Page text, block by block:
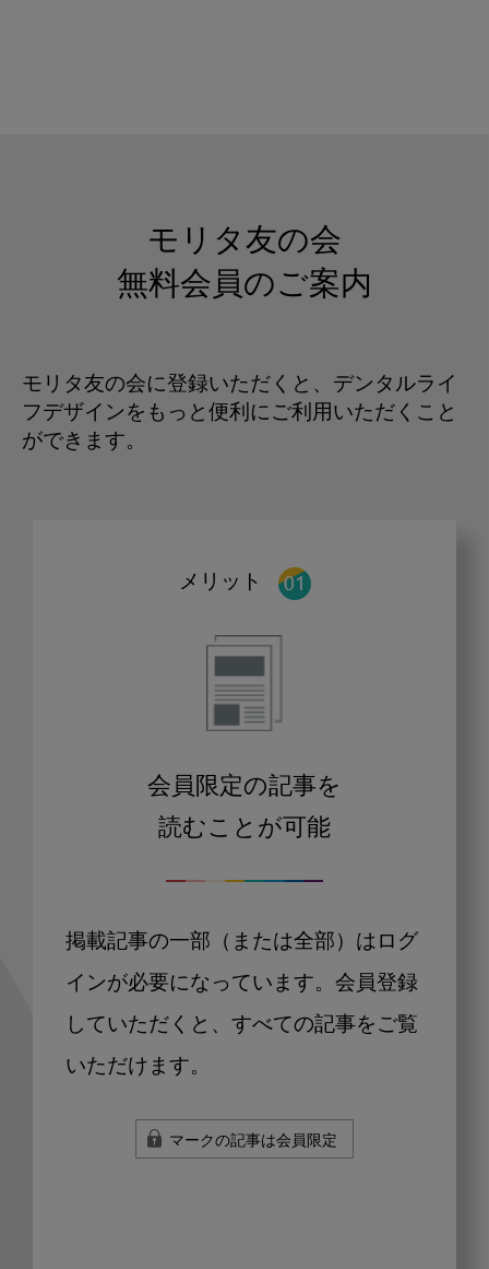
モリタ友の会
無料会員のご案内
モリタ友の会に登録いただくと、デンタルライ
フデザインをもっと便利にご利用いただくこと
ができます。
メリット
会員限定の記事を
読むことが可能
掲載記事の一部（または全部）はログ
インが必要になっています。会員登録
していただくと、すべての記事をご覧
いただけます。
マークの記事は会員限定